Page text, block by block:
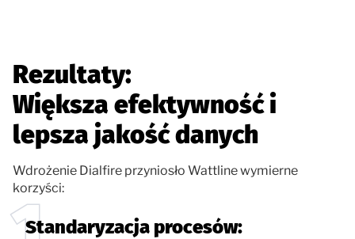
Rezultaty:
Większa efektywność i
lepsza jakość danych
Wdrożenie Dialfire przyniosło Wattline wymierne
korzyści:
Standaryzacja procesów: